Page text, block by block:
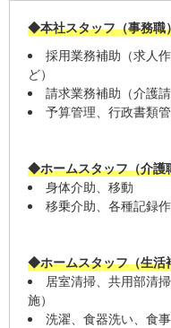
◆本社スタッフ（事務職
採用業務補助（求人
ど）
請求業務補助（介護
予算管理、行政書類
◆ホームスタッフ（介護
身体介助、移動
移乗介助、各種記録
◆ホームスタッフ（生活
居室清掃、共用部清
施）
洗濯、食器洗い、食